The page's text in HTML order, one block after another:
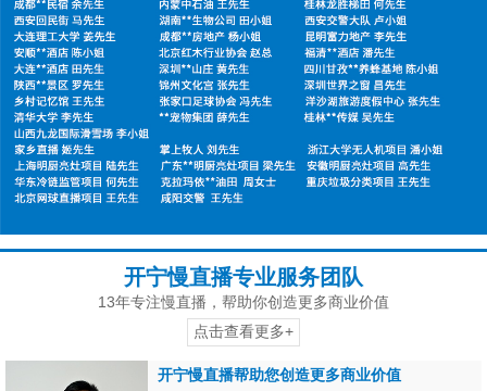
开宁慢直播专业服务团队
13年专注慢直播，帮助你创造更多商业价值
点击查看更多+
开宁慢直播帮助您创造更多商业价值